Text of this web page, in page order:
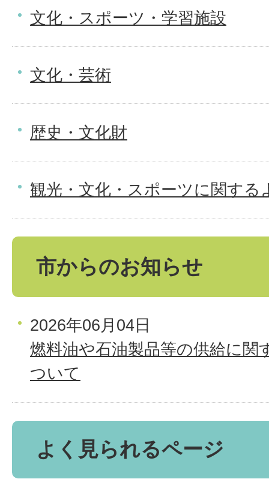
文化・スポーツ・学習施設
文化・芸術
歴史・文化財
観光・文化・スポーツに関する
市からのお知らせ
2026年06月04日
燃料油や石油製品等の供給に関
ついて
よく見られるページ